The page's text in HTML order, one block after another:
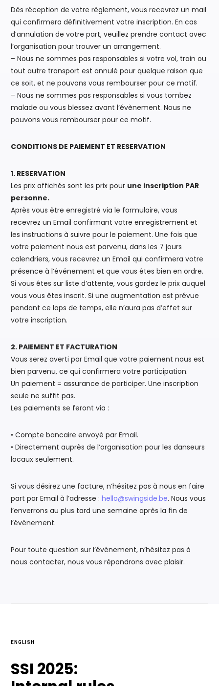
Dès réception de votre règlement, vous recevrez un mail
qui confirmera définitivement votre inscription. En cas
d’annulation de votre part, veuillez prendre contact avec
l’organisation pour trouver un arrangement.
– Nous ne sommes pas responsables si votre vol, train ou
tout autre transport est annulé pour quelque raison que
ce soit, et ne pouvons vous rembourser pour ce motif.
– Nous ne sommes pas responsables si vous tombez
malade ou vous blessez avant l’évènement. Nous ne
pouvons vous rembourser pour ce motif.
CONDITIONS DE PAIEMENT ET RESERVATION
1. RESERVATION
Les prix affichés sont les prix pour une inscription PAR
personne.
Après vous être enregistré via le formulaire, vous
recevrez un Email confirmant votre enregistrement et
les instructions à suivre pour le paiement. Une fois que
votre paiement nous est parvenu, dans les 7 jours
calendriers, vous recevrez un Email qui confirmera votre
présence à l’événement et que vous êtes bien en ordre.
Si vous êtes sur liste d’attente, vous gardez le prix auquel
vous vous êtes inscrit. Si une augmentation est prévue
pendant ce laps de temps, elle n’aura pas d’effet sur
votre inscription.
2. PAIEMENT ET FACTURATION
Vous serez averti par Email que votre paiement nous est
bien parvenu, ce qui confirmera votre participation.
Un paiement = assurance de participer. Une inscription
seule ne suffit pas.
Les paiements se feront via :
• Compte bancaire envoyé par Email.
• Directement auprès de l’organisation pour les danseurs
locaux seulement.
Si vous désirez une facture, n’hésitez pas à nous en faire
part par Email à l’adresse :hello@swingside.be. Nous vous
l’enverrons au plus tard une semaine après la fin de
l’événement.
Pour toute question sur l’événement, n’hésitez pas à
nous contacter, nous vous répondrons avec plaisir.
ENGLISH
SSI 2025: